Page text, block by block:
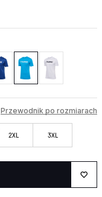
Przewodnik po rozmiarach
2XL 3XL